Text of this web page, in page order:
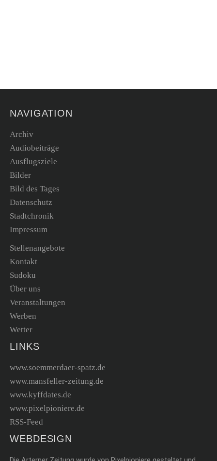
NAVIGATION
Archiv
Audiobeiträge
Ausflugsziele
Bilder
Bild des Tages
Datenschutz
Stadtchronik
Impressum
Stellenangebote
Kontakt
Sudoku
Über uns
Veranstaltungen
Werben
Wetter
LINKS
www.soemmerdaer-spatz.de
www.mansfeller-zeitung.de
www.kyffdates.de
www.pixelpioniere.de
RSS-Feed
WEBDESIGN